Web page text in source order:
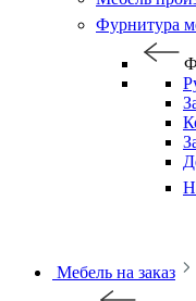
Фурнитура
Мебель на заказ